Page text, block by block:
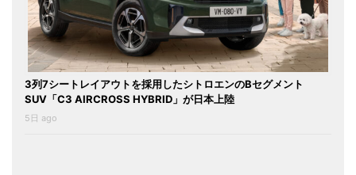
3列7シートレイアウトを採用したシトロエンのBセグメント
SUV「C3 AIRCROSS HYBRID」が日本上陸
5日 ago